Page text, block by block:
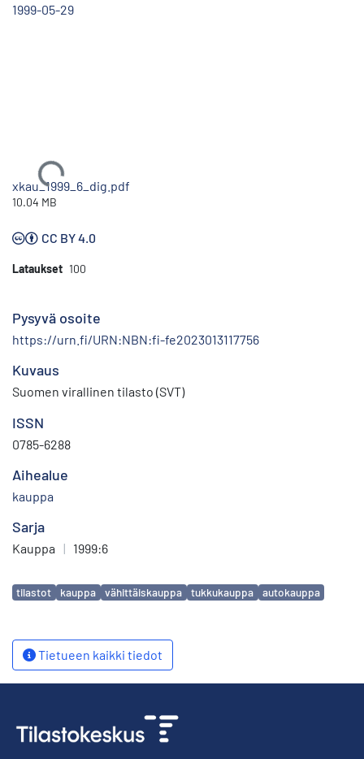
1999-05-29
Ladataan...
xkau_1999_6_dig.pdf
10.04 MB
CC BY 4.0
Lataukset 100
Pysyvä osoite
https://urn.fi/URN:NBN:fi-fe2023013117756
Kuvaus
Suomen virallinen tilasto (SVT)
ISSN
0785-6288
Aihealue
kauppa
Sarja
Kauppa | 1999:6
Avainsanat
tilastot kauppa vähittäiskauppa tukkukauppa autokauppa
Tietueen kaikki tiedot